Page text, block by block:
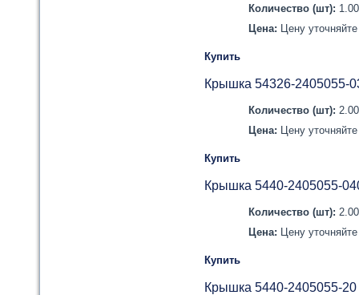
Количество (шт):
Цена: Цену
Купить
Крышка 54326-2405055-
Количество (шт):
Цена: Цену
Купить
Крышка 5440-2405055-
Количество (шт):
Цена: Цену
Купить
Крышка 5440-2405055-